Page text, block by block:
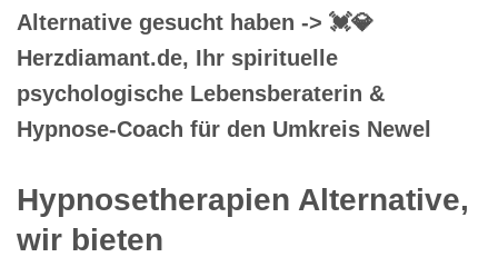
Alternative gesucht haben -> 💓️💎
Herzdiamant.de, Ihr spirituelle
psychologische Lebensberaterin &
Hypnose-Coach für den Umkreis Newel
Hypnosetherapien Alternative,
wir bieten